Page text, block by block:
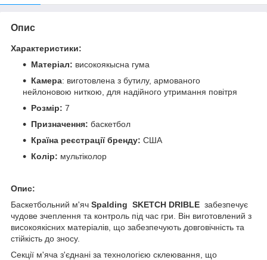
Опис
Характеристики:
Матеріал: високоякысна гума
Камера: виготовлена з бутилу, армованого
нейлоновою ниткою, для надійного утримання повітря
Розмір: 7
Призначення: баскетбол
Країна реєстрації бренду: США
Колір: мультіколор
Опис:
Баскетбольний м'яч Spalding SKETCH DRIBLE забезпечує
чудове зчеплення та контроль під час гри. Він виготовлений з
високоякісних матеріалів, що забезпечують довговічність та
стійкість до зносу.
Секції м'яча з'єднані за технологією склеювання, що